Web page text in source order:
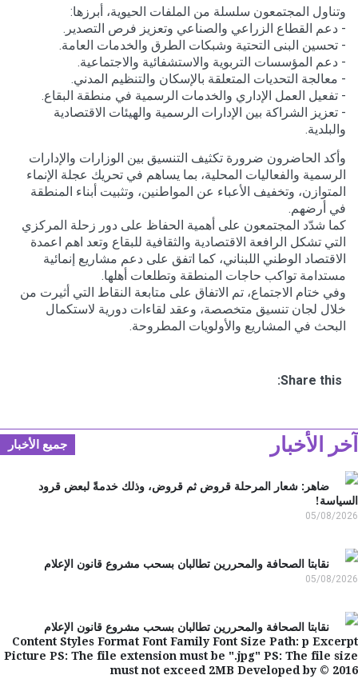
وتناول المجتمعون سلسلة من الملفات الحيوية، أبرزها:
- دعم القطاع الزراعي والصناعي وتعزيز فرص التصدير.
- تحسين البنى التحتية وشبكات الطرق والخدمات العامة.
- دعم المؤسسات التربوية والاستشفائية والاجتماعية.
- معالجة التحديات المتعلقة بالإسكان والتنظيم المدني.
- تفعيل العمل الإداري والخدمات الرسمية في منطقة البقاع.
- تعزيز الشراكة بين الإدارات الرسمية والهيئات الاقتصادية
والبلدية.
وأكد الحاضرون ضرورة تكثيف التنسيق بين الوزارات والإدارات
الرسمية والفعاليات المحلية، بما يساهم في تحريك عجلة الإنماء
المتوازن، وتخفيف الأعباء عن المواطنين، وتثبيت أبناء المنطقة
في أرضهم.
كما شدّد المجتمعون على أهمية الحفاظ على دور زحلة المركزي
التي تشكل الرافعة الاقتصادية والثقافية للبقاع وتعد اهم اعمدة
الاقتصاد الوطني اللبناني، كما اتفق على دعم مشاريع إنمائية
مستدامة تواكب حاجات المنطقة وتطلعات أهلها.
وفي ختام الاجتماع، تم الاتفاق على متابعة النقاط التي أثيرت من
خلال لجان تنسيق متخصصة، وعقد لقاءات دورية لاستكمال
البحث في المشاريع والأولويات المطروحة.
Share this:
الأخبار جميع الأخبار
ضاهر: شعار المرحلة قروض ثم قروض، وذلك خدمةً لبعض قرود
05/08/
نقابتا الصحافة والمحررين تطالبان بسحب مشروع قانون الإعلام
05/08/
نقابتا الصحافة والمحررين تطالبان بسحب مشروع قانون الإعلام
Content Styles Format Font Family Font Size Path: p
Picture PS: The file extension must be ".jpg" PS: The file
must not exceed 2MB Developed by ©